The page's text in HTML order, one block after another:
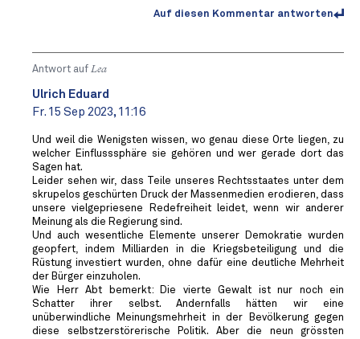
Auf diesen Kommentar antworten
Antwort auf Lea
Ulrich Eduard
Fr. 15 Sep 2023, 11:16
Und weil die Wenigsten wissen, wo genau diese Orte liegen, zu
welcher Einflusssphäre sie gehören und wer gerade dort das
Sagen hat.
Leider sehen wir, dass Teile unseres Rechtsstaates unter dem
skrupelos geschürten Druck der Massenmedien erodieren, dass
unsere vielgepriesene Redefreiheit leidet, wenn wir anderer
Meinung als die Regierung sind.
Und auch wesentliche Elemente unserer Demokratie wurden
geopfert, indem Milliarden in die Kriegsbeteiligung und die
Rüstung investiert wurden, ohne dafür eine deutliche Mehrheit
der Bürger einzuholen.
Wie Herr Abt bemerkt: Die vierte Gewalt ist nur noch ein
Schatter ihrer selbst. Andernfalls hätten wir eine
unüberwindliche Meinungsmehrheit in der Bevölkerung gegen
diese selbstzerstörerische Politik. Aber die neun grössten